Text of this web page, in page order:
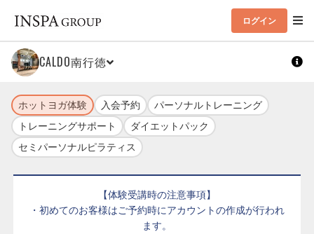
ログイン
CALDO南行徳
ホットヨガ体験 入会予約
パーソナルトレーニング
トレーニングサポート
ダイエットパック
セミパーソナルピラティス
【体験受講時の注意事項】
・初めてのお客様はご予約時にアカウントの作成が行われ
ます。